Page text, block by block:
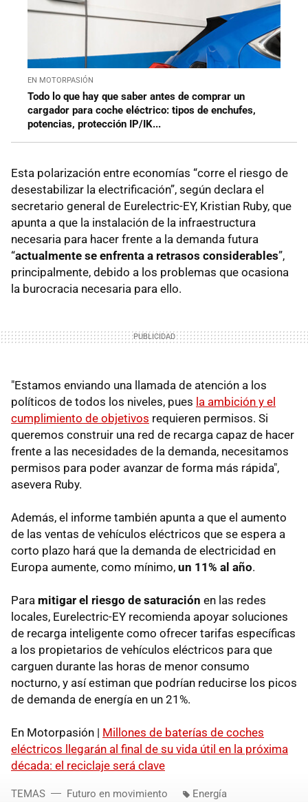
EN MOTORPASIÓN
Todo lo que hay que saber antes de comprar un
cargador para coche eléctrico: tipos de enchufes,
potencias, protección IP/IK...
Esta polarización entre economías “corre el riesgo de
desestabilizar la electrificación”, según declara el
secretario general de Eurelectric-EY, Kristian Ruby, que
apunta a que la instalación de la infraestructura
necesaria para hacer frente a la demanda futura
“actualmente se enfrenta a retrasos considerables”,
principalmente, debido a los problemas que ocasiona
la burocracia necesaria para ello.
"Estamos enviando una llamada de atención a los
políticos de todos los niveles, pues la ambición y el
cumplimiento de objetivos requieren permisos. Si
queremos construir una red de recarga capaz de hacer
frente a las necesidades de la demanda, necesitamos
permisos para poder avanzar de forma más rápida",
asevera Ruby.
Además, el informe también apunta a que el aumento
de las ventas de vehículos eléctricos que se espera a
corto plazo hará que la demanda de electricidad en
Europa aumente, como mínimo, un 11% al año.
Para mitigar el riesgo de saturación en las redes
locales, Eurelectric-EY recomienda apoyar soluciones
de recarga inteligente como ofrecer tarifas específicas
a los propietarios de vehículos eléctricos para que
carguen durante las horas de menor consumo
nocturno, y así estiman que podrían reducirse los picos
de demanda de energía en un 21%.
En Motorpasión | Millones de baterías de coches
eléctricos llegarán al final de su vida útil en la próxima
década: el reciclaje será clave
TEMAS Futuro en movimiento Energía